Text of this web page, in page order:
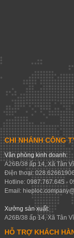
CHI NHÁNH CÔNG
Văn phòng kinh doanh:
A26B/38 ấp 14, Xã Tân
Điện thoại:
Hotline: 0987.767.645 -
Email:
Xưởng sản xuất:
A26B/38 ấp 14, Xã Tân
HỖ TRỢ KHÁCH